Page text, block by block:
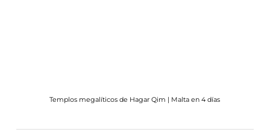
Templos megalíticos de Hagar Qim | Malta en 4 días